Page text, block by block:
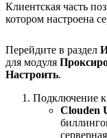
Клиентская часть
котором настроена
Перейдите в раздел
для модуля
Настроить.
Подключение к
Clouden